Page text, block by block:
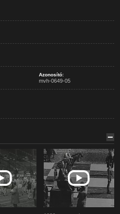
Azonosító:
mvh-0649-05